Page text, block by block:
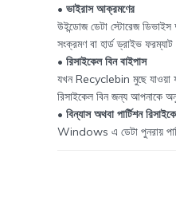
• ভাইরাস আক্রমণের
উইন্ডোজ ডেটা স্টোরেজ ডিভাইস
সংক্রমণ বা হার্ড ড্রাইভ
• রিসাইকেল বিন বাইপাস
যখন Recyclebin মুছে যাওয়া
রিসাইকেল বিন জন্য আপনাকে
• বিন্যাস অথবা পার্টিশন
Windows এ ডেটা পুনরায়